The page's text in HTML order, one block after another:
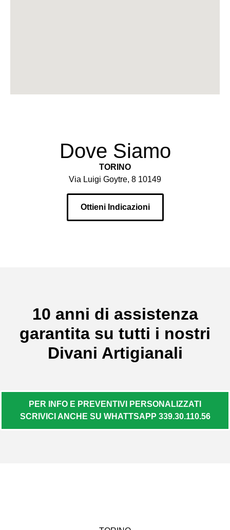
Dove Siamo
TORINO
Via Luigi Goytre, 8 10149
Ottieni Indicazioni
10 anni di assistenza
garantita su tutti i nostri
Divani Artigianali
PER INFO E PREVENTIVI PERSONALIZZATI
SCRIVICI ANCHE SU WHATTSAPP 339.30.110.56